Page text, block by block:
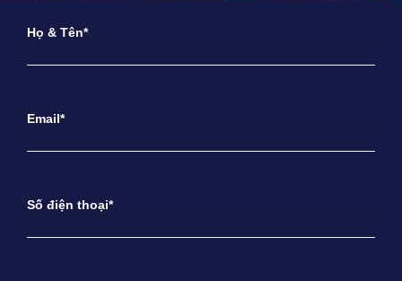
Họ & Tên*
Email*
Số điện thoại*